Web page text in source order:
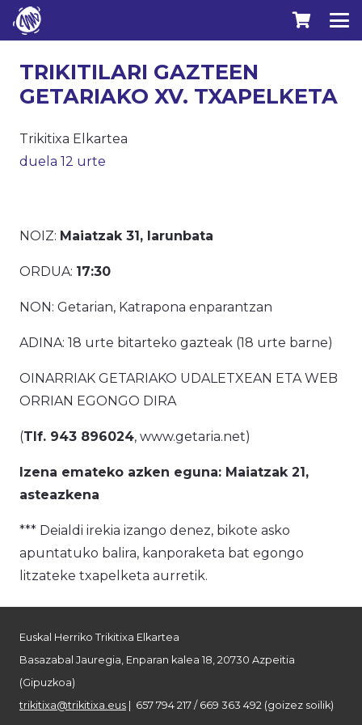
TRIKITILARI GAZTEEN
GETARIAKO XV. TXAPELKETA
Trikitixa Elkartea
duela 12 urte
NOIZ: Maiatzak 31, larunbata
ORDUA: 17:30
NON: Getarian, Katrapona enparantzan
ADINA: 18 urte bitarteko gazteak (18 urte barne)
OINARRIAK GETARIAKO UDALETXEAN ETA WEB
ORRIAN EGONGO DIRA
(Tlf. 943 896024, www.getaria.net)
Izena emateko azken eguna: Maiatzak 21,
asteazkena
*** Deialdi irekia izango denez, bikote asko
apuntatuko balira, kanporaketa bat egongo
litzateke txapelketa aurretik.
Euskal Herriko Trikitixa Elkartea
Basazabal Jauregia, Enparan kalea 18, 20730 Azpeitia
(Gipuzkoa)
trikitixa@trikitixa.eus | 657 794 217 / 669 363 492 (goizez soilik)